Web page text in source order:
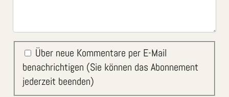
Über neue Kommentare per E-Mail
benachrichtigen (Sie können das Abonnement
jederzeit beenden)